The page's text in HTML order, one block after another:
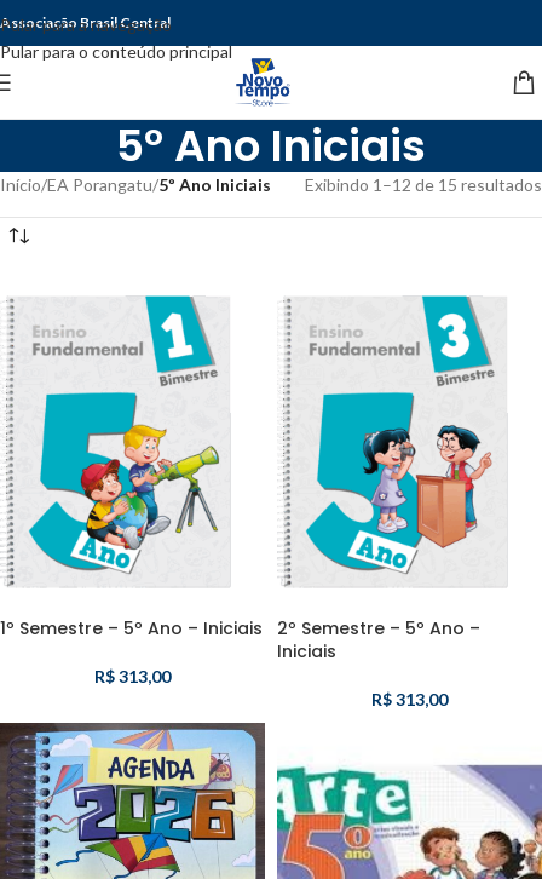
Pular para a navegação
Pular para o conteúdo principal
Associação Brasil Central
5º Ano Iniciais
Início/EA Porangatu/5º Ano Iniciais Exibindo 1–12 de 15 resultados
1º Semestre – 5º Ano – Iniciais
R$313,00
2º Semestre – 5º Ano –
Iniciais
R$313,00